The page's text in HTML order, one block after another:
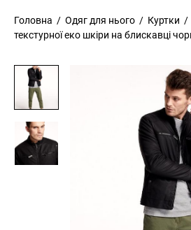
Головна / Одяг для нього / Куртки /
текстурної еко шкіри на блискавці